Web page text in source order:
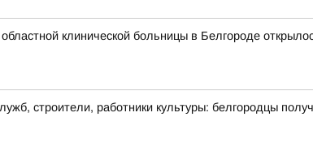
клинической больницы в Белгороде
строители, работники культуры: белгородцы